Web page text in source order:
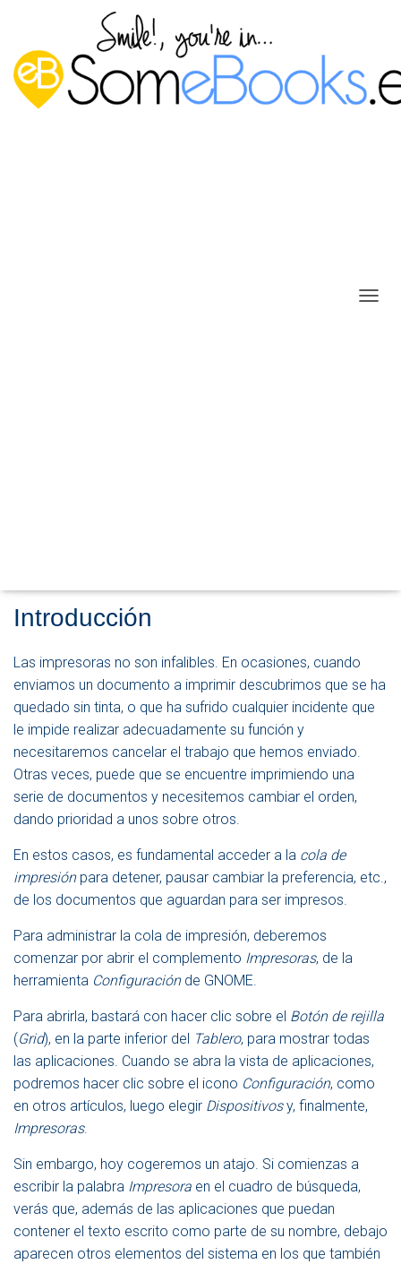
N
Introducción
Las impresoras no son infalibles. En ocasiones, cuando
enviamos un documento a imprimir descubrimos que se ha
quedado sin tinta, o que ha sufrido cualquier incidente que
le impide realizar adecuadamente su función y
necesitaremos cancelar el trabajo que hemos enviado.
Otras veces, puede que se encuentre imprimiendo una
serie de documentos y necesitemos cambiar el orden,
dando prioridad a unos sobre otros.
En estos casos, es fundamental acceder a la cola de
impresiónpara detener, pausar cambiar la preferencia, etc.,
de los documentos que aguardan para ser impresos.
Para administrar la cola de impresión, deberemos
comenzar por abrir el complemento Impresoras, de la
herramienta Configuraciónde GNOME.
Para abrirla, bastará con hacer clic sobre el Botón de rejilla
(Grid), en la parte inferior del Tablero, para mostrar todas
las aplicaciones. Cuando se abra la vista de aplicaciones,
podremos hacer clic sobre el icono Configuración, como
en otros artículos, luego elegir Dispositivosy, finalmente,
Impresoras.
Sin embargo, hoy cogeremos un atajo. Si comienzas a
escribir la palabra Impresora en el cuadro de búsqueda,
verás que, además de las aplicaciones que puedan
contener el texto escrito como parte de su nombre, debajo
aparecen otros elementos del sistema en los que también